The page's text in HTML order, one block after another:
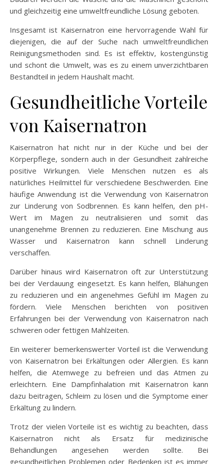
und gleichzeitig eine umweltfreundliche Lösung geboten.
Insgesamt ist Kaisernatron eine hervorragende Wahl für
diejenigen, die auf der Suche nach umweltfreundlichen
Reinigungsmethoden sind. Es ist effektiv, kostengünstig
und schont die Umwelt, was es zu einem unverzichtbaren
Bestandteil in jedem Haushalt macht.
Gesundheitliche Vorteile
von Kaisernatron
Kaisernatron hat nicht nur in der Küche und bei der
Körperpflege, sondern auch in der Gesundheit zahlreiche
positive Wirkungen. Viele Menschen nutzen es als
natürliches Heilmittel für verschiedene Beschwerden. Eine
häufige Anwendung ist die Verwendung von Kaisernatron
zur Linderung von Sodbrennen. Es kann helfen, den pH-
Wert im Magen zu neutralisieren und somit das
unangenehme Brennen zu reduzieren. Eine Mischung aus
Wasser und Kaisernatron kann schnell Linderung
verschaffen.
Darüber hinaus wird Kaisernatron oft zur Unterstützung
bei der Verdauung eingesetzt. Es kann helfen, Blähungen
zu reduzieren und ein angenehmes Gefühl im Magen zu
fördern. Viele Menschen berichten von positiven
Erfahrungen bei der Verwendung von Kaisernatron nach
schweren oder fettigen Mahlzeiten.
Ein weiterer bemerkenswerter Vorteil ist die Verwendung
von Kaisernatron bei Erkältungen oder Allergien. Es kann
helfen, die Atemwege zu befreien und das Atmen zu
erleichtern. Eine Dampfinhalation mit Kaisernatron kann
dazu beitragen, Schleim zu lösen und die Symptome einer
Erkältung zu lindern.
Trotz der vielen Vorteile ist es wichtig zu beachten, dass
Kaisernatron nicht als Ersatz für medizinische
Behandlungen angesehen werden sollte. Bei
gesundheitlichen Problemen oder Bedenken ist es immer